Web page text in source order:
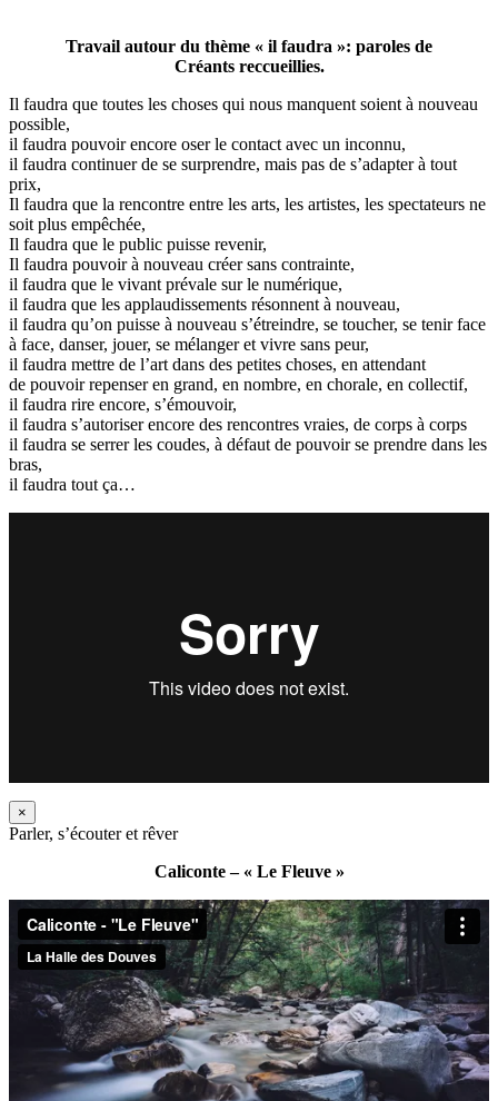
Travail autour du thème « il faudra »: paroles de
Créants reccueillies.
Il faudra que toutes les choses qui nous manquent soient à nouveau
possible,
il faudra pouvoir encore oser le contact avec un inconnu,
il faudra continuer de se surprendre, mais pas de s’adapter à tout
prix,
Il faudra que la rencontre entre les arts, les artistes, les spectateurs ne
soit plus empêchée,
Il faudra que le public puisse revenir,
Il faudra pouvoir à nouveau créer sans contrainte,
il faudra que le vivant prévale sur le numérique,
il faudra que les applaudissements résonnent à nouveau,
il faudra qu’on puisse à nouveau s’étreindre, se toucher, se tenir face
à face, danser, jouer, se mélanger et vivre sans peur,
il faudra mettre de l’art dans des petites choses, en attendant
de pouvoir repenser en grand, en nombre, en chorale, en collectif,
il faudra rire encore, s’émouvoir,
il faudra s’autoriser encore des rencontres vraies, de corps à corps
il faudra se serrer les coudes, à défaut de pouvoir se prendre dans les
bras,
il faudra tout ça…
×
Parler, s’écouter et rêver
Caliconte – « Le Fleuve »